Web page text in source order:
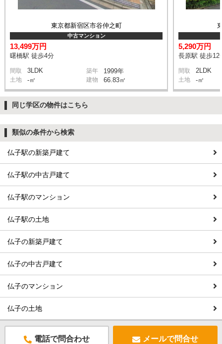
東京都新宿区市谷仲之町
中古マンション
13,499万円
曙橋駅 徒歩4分
間取 3LDK 築年 1999年
土地 -㎡ 建物 66.83㎡
5,290万円
長原駅 徒歩12
間取 2LDK
土地 -㎡
同じ学区の物件はこちら
類似の条件から検索
仏子駅の新築戸建て
仏子駅の中古戸建て
仏子駅のマンション
仏子駅の土地
仏子の新築戸建て
仏子の中古戸建て
仏子のマンション
仏子の土地
電話で問合わせ メールで問合せ